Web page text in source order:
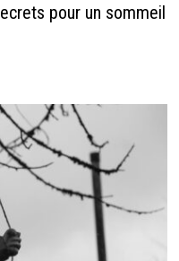
pour un sommeil